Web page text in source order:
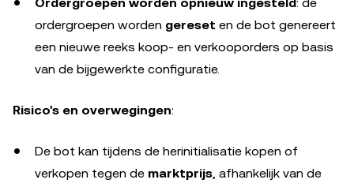
ordergroepen worden gereset en de bot genereert
een nieuwe reeks koop- en verkooporders op basis
van de bijgewerkte configuratie.
Risico's en overwegingen:
De bot kan tijdens de herinitialisatie kopen of
verkopen tegen de marktprijs, afhankelijk van de